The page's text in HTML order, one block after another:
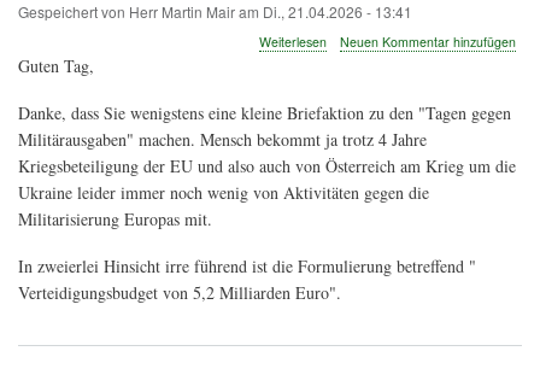
Gespeichert von Herr Martin Mairam Di., 21.04.2026 - 13:41
Weiterlesenüber
bei
Briefaktion
zu
den
"Tagen
Neuen Kommentar hinzufügen
Guten Tag,
Danke, dass Sie wenigstens eine kleine Briefaktion zu den "Tagen gegen
Militärausgaben" machen. Mensch bekommt ja trotz 4 Jahre
Kriegsbeteiligung der EU und also auch von Österreich am Krieg um die
Ukraine leider immer noch wenig von Aktivitäten gegen die
Militarisierung Europas mit.
In zweierlei Hinsicht irre führend ist die Formulierung betreffend "
Verteidigungsbudget von 5,2 Milliarden Euro".